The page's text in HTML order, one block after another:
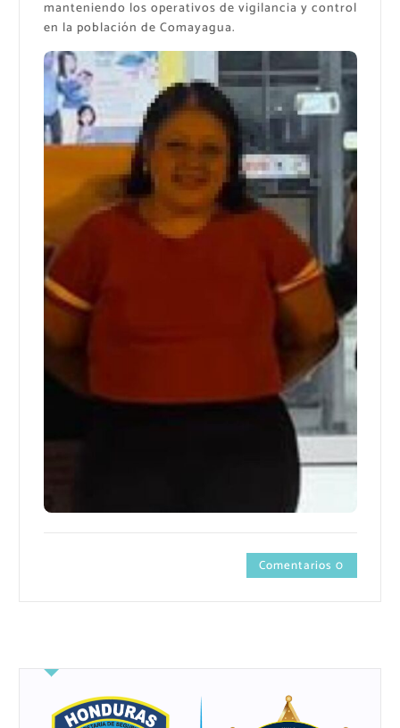
manteniendo los operativos de vigilancia y control
en la población de Comayagua.
Comentarios 0